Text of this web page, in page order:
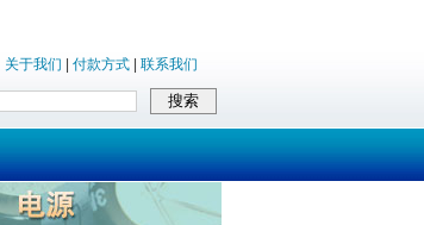
关于我们 付款方式 联系我们